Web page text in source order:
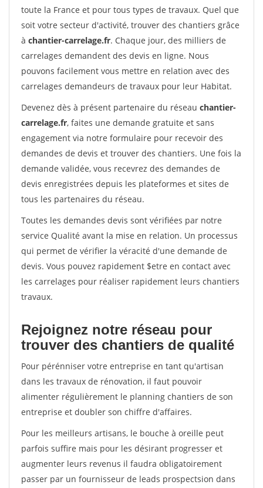
toute la France et pour tous types de travaux. Quel que
soit votre secteur d'activité, trouver des chantiers grâce
à chantier-carrelage.fr. Chaque jour, des milliers de
carrelages demandent des devis en ligne. Nous
pouvons facilement vous mettre en relation avec des
carrelages demandeurs de travaux pour leur Habitat.
Devenez dès à présent partenaire du réseau chantier-
carrelage.fr, faites une demande gratuite et sans
engagement via notre formulaire pour recevoir des
demandes de devis et trouver des chantiers. Une fois la
demande validée, vous recevrez des demandes de
devis enregistrées depuis les plateformes et sites de
tous les partenaires du réseau.
Toutes les demandes devis sont vérifiées par notre
service Qualité avant la mise en relation. Un processus
qui permet de vérifier la véracité d'une demande de
devis. Vous pouvez rapidement $etre en contact avec
les carrelages pour réaliser rapidement leurs chantiers
travaux.
Rejoignez notre réseau pour
trouver des chantiers de qualité
Pour pérénniser votre entreprise en tant qu'artisan
dans les travaux de rénovation, il faut pouvoir
alimenter régulièrement le planning chantiers de son
entreprise et doubler son chiffre d'affaires.
Pour les meilleurs artisans, le bouche à oreille peut
parfois suffire mais pour les désirant progresser et
augmenter leurs revenus il faudra obligatoirement
passer par un fournisseur de leads prospectsion dans